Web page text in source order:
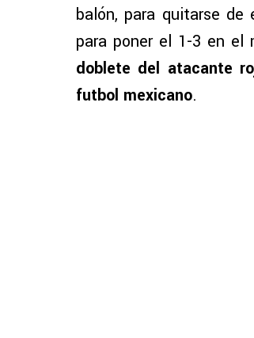
balón, para quitarse
para poner el 1-3 en el
doblete del atacante
futbol mexicano.